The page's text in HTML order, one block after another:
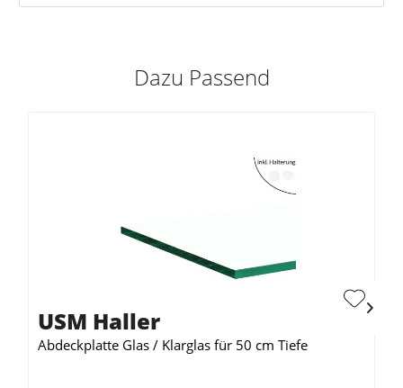
Dazu Passend
USM Haller
Abdeckplatte Glas / Klarglas für 50 cm Tiefe